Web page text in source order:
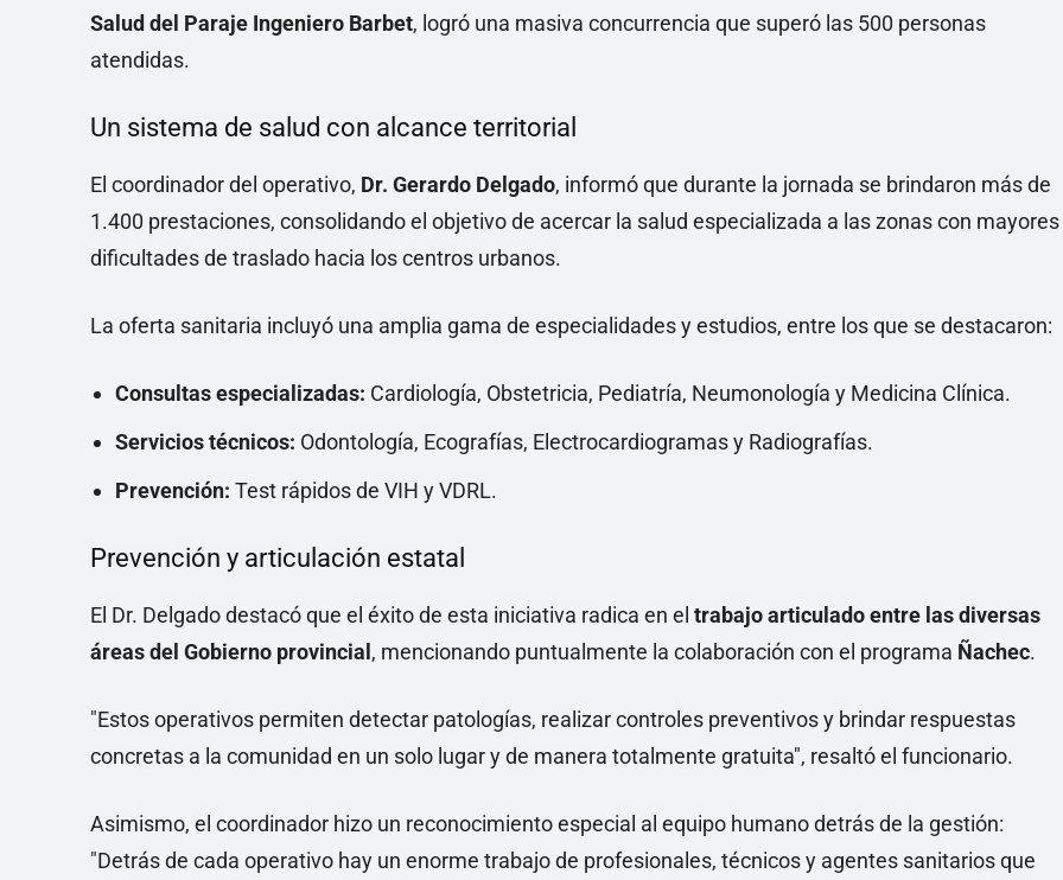
Salud del Paraje Ingeniero Barbet, logró una masiva concurrencia que superó las 500 personas
atendidas.
Un sistema de salud con alcance territorial
El coordinador del operativo, Dr. Gerardo Delgado, informó que durante la jornada se brindaron más de
1.400 prestaciones, consolidando el objetivo de acercar la salud especializada a las zonas con mayores
dificultades de traslado hacia los centros urbanos.
La oferta sanitaria incluyó una amplia gama de especialidades y estudios, entre los que se destacaron:
Consultas especializadas: Cardiología, Obstetricia, Pediatría, Neumonología y Medicina Clínica.
Servicios técnicos: Odontología, Ecografías, Electrocardiogramas y Radiografías.
Prevención: Test rápidos de VIH y VDRL.
Prevención y articulación estatal
El Dr. Delgado destacó que el éxito de esta iniciativa radica en el trabajo articulado entre las diversas
áreas del Gobierno provincial , mencionando puntualmente la colaboración con el programa Ñachec.
"Estos operativos permiten detectar patologías, realizar controles preventivos y brindar respuestas
concretas a la comunidad en un solo lugar y de manera totalmente gratuita", resaltó el funcionario.
Asimismo, el coordinador hizo un reconocimiento especial al equipo humano detrás de la gestión:
"Detrás de cada operativo hay un enorme trabajo de profesionales, técnicos y agentes sanitarios que